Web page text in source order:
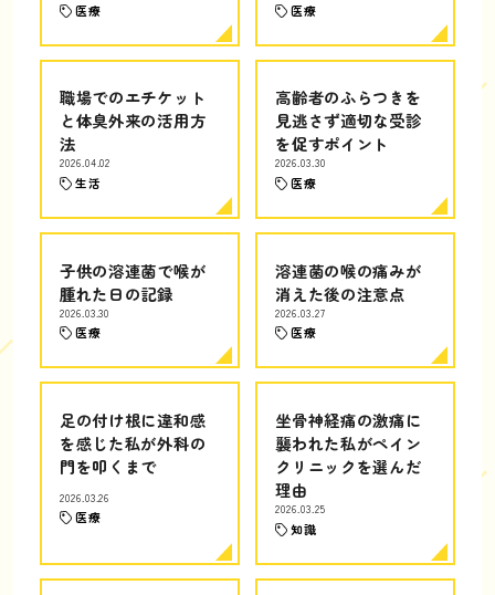
医療 医療
職場でのエチケット
と体臭外来の活用方
法
2026.04.02
生活
高齢者のふらつきを
見逃さず適切な受診
を促すポイント
2026.03.30
医療
子供の溶連菌で喉が
腫れた日の記録
2026.03.30
医療
溶連菌の喉の痛みが
消えた後の注意点
2026.03.27
医療
足の付け根に違和感
を感じた私が外科の
門を叩くまで
2026.03.26
医療
坐骨神経痛の激痛に
襲われた私がペイン
クリニックを選んだ
理由
2026.03.25
知識